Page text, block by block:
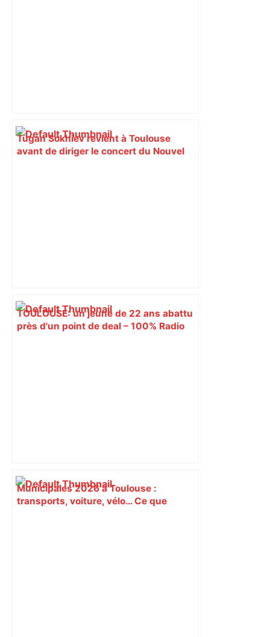
Tugan Sokhiev revient à Toulouse
avant de diriger le concert du Nouvel
TOULOUSE: un jeune de 22 ans abattu
près d'un point de deal – 100% Radio
Municipales 2026 à Toulouse :
transports, voiture, vélo… Ce que